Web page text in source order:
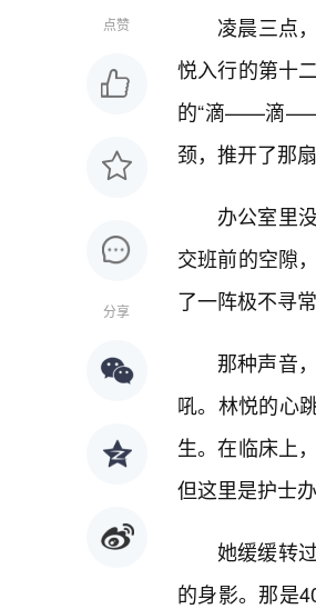
点赞
分享
凌晨三点
悦入行的第十
的“滴——滴
颈，推开了那
办公室里
交班前的空隙
了一阵极不寻
那种声音
吼。林悦的心
生。在临床上
但这里是护士
她缓缓转
的身影。那是